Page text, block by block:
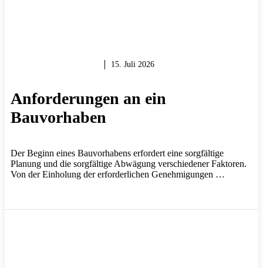
15. Juli 2026
Anforderungen an ein
Bauvorhaben
Der Beginn eines Bauvorhabens erfordert eine sorgfältige
Planung und die sorgfältige Abwägung verschiedener Faktoren.
Von der Einholung der erforderlichen Genehmigungen …